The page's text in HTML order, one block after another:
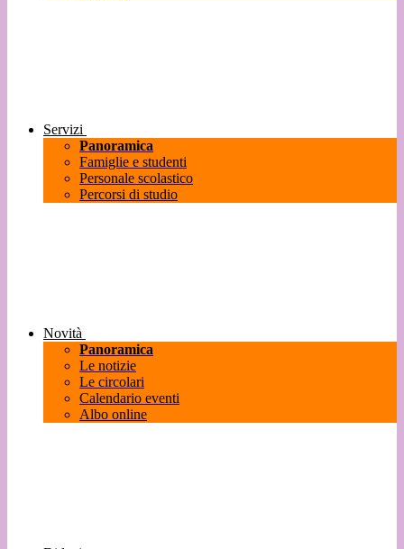
Servizi
Panoramica
Famiglie e studenti
Personale scolastico
Percorsi di studio
Novità
Panoramica
Le notizie
Le circolari
Calendario eventi
Albo online